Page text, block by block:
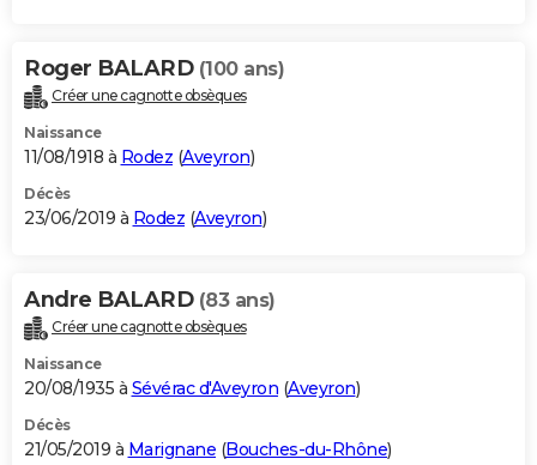
Roger BALARD (100 ans)
Créer une cagnotte obsèques
Naissance
11/08/1918 à Rodez (Aveyron)
Décès
23/06/2019 à Rodez (Aveyron)
Andre BALARD (83 ans)
Créer une cagnotte obsèques
Naissance
20/08/1935 à Sévérac d'Aveyron (Aveyron)
Décès
21/05/2019 à Marignane (Bouches-du-Rhône)